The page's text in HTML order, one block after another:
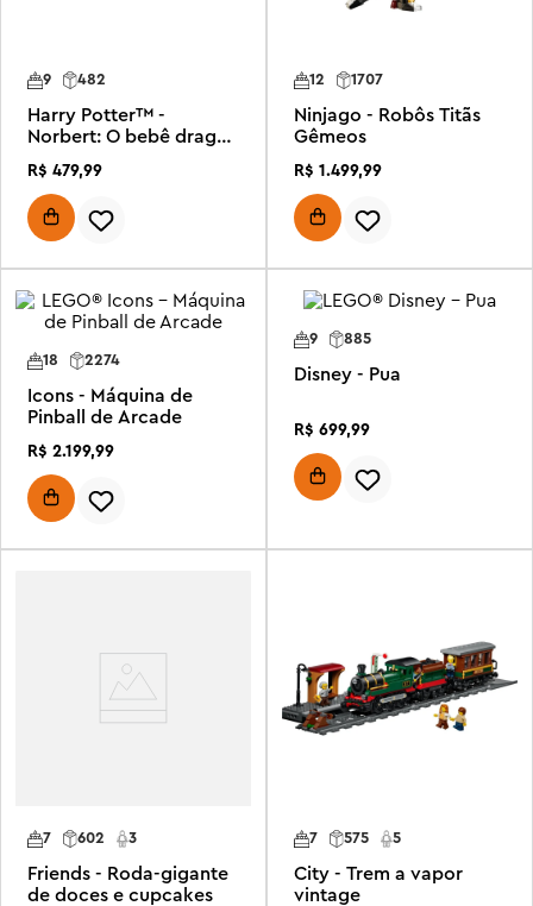
482
9
Harry Potter™ -
Norbert: O bebê dragão
R$ 479,99
1707
12
Ninjago - Robôs Titãs
Gêmeos
R$ 1 .499,99
2274
18
Icons - Máquina de
Pinball de Arcade
R$ 2.199,99
885
9
Disney - Pua
R$ 699,99
602 3
7
Friends - Roda-gigante
de doces e cupcakes
575
7 5
City - Trem a vapor
vintage